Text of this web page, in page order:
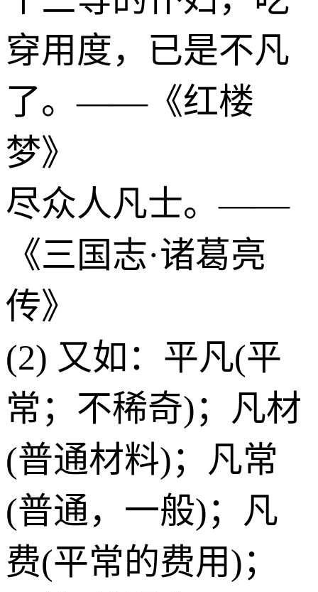
穿用度，已是不凡
了。——《红楼
梦》
尽众人凡士。——
《三国志·诸葛亮
传》
(2) 又如：平凡(平
常；不稀奇)；凡材
(普通材料)；凡常
(普通，一般)；凡
费(平常的费用)；